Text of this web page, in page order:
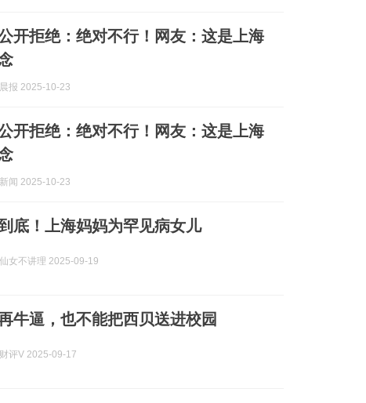
开拒绝：绝对不行！网友：这是上海
报 2025-10-23
开拒绝：绝对不行！网友：这是上海
闻 2025-10-23
底！上海妈妈为罕见病女儿
女不讲理 2025-09-19
牛逼，也不能把西贝送进校园
评V 2025-09-17